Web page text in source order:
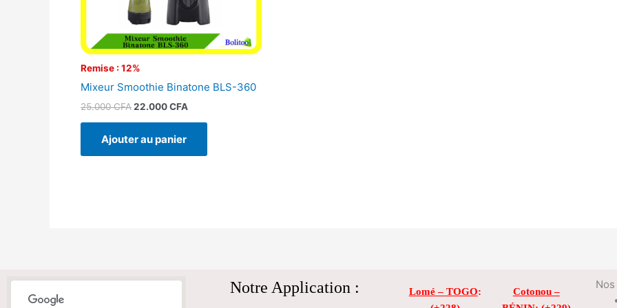
Remise : 12%
Mixeur Smoothie Binatone BLS-360
25.000CFA22.000CFA
Ajouter au panier
Notre Application : Lomé – TOGO:
Cotonou –